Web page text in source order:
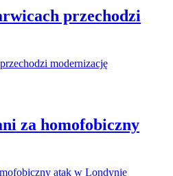
przechodzi
za homofobiczny